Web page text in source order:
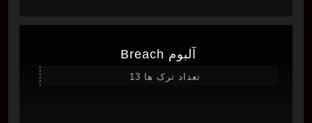
آلبوم Breach
تعداد ترک ها 13